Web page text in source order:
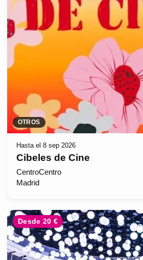
OTROS
Hasta el 8 sep 2026
Cibeles de Cine
CentroCentro
Madrid
Desde 20 €